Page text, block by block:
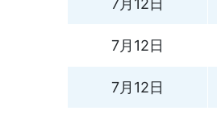
7月12日
7月12日
7月12日